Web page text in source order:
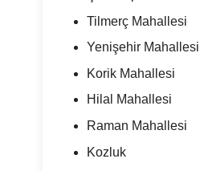
Tilmerç Mahallesi
Yenişehir Mahallesi
Korik Mahallesi
Hilal Mahallesi
Raman Mahallesi
Kozluk